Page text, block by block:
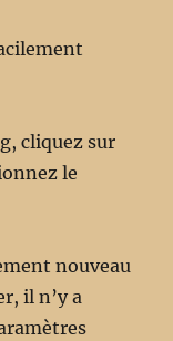
cliquez sur
le
nouveau
il n’y a